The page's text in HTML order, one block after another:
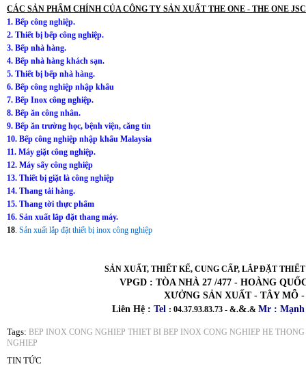
CÁC SẢN PHẨM CHÍNH CỦA CÔNG TY SẢN XUẤT THE ONE - THE ONE JSC
1. Bếp công nghiệp.
2. Thiết bị bếp công nghiệp.
3. Bếp nhà hàng.
4. Bếp nhà hàng khách sạn.
5. Thiết bị bếp nhà hàng.
6. Bếp công nghiệp nhập khẩu
7. Bếp Inox công nghiệp.
8. Bếp ăn công nhân.
9. Bếp ăn trường học, bệnh viện, căng tin
10. Bếp công nghiệp nhập khẩu Malaysia
11. Máy giặt công nghiệp.
12. Máy sấy công nghiệp
13. Thiết bị giặt là công nghiệp
14. Thang tải hàng.
15. Thang tời thực phẩm
16. Sản xuất lắp đặt thang máy.
18. Sản xuất lắp đặt thiết bị inox công nghiệp
SẢN XUẤT, THIẾT KẾ, CUNG CẤP, LẮP ĐẶT
VPGD : TÒA NHÀ 27 /477 - HOÀNG
XƯỞNG SẢN XUẤT - TÂY MỖ
Liên Hệ : Tel : 04.37.93.83.73 - &.&.& Mr :
Tags: BEP INOX CONG NGHIEP THIET BI BEP INOX CONG NGHIEP HE
NGHIEP
TIN TỨC